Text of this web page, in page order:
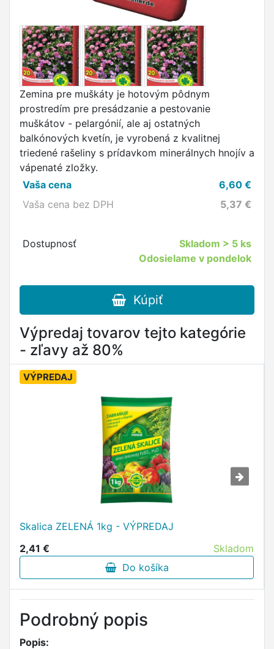
Zemina pre muškáty je hotovým pôdnym
prostredím pre presádzanie a pestovanie
muškátov - pelargónií, ale aj ostatných
balkónových kvetín, je vyrobená z kvalitnej
triedené rašeliny s prídavkom minerálnych hnojív a
vápenaté zložky.
Vaša cena
6,60 €
Vaša cena bez DPH
5,37 €
Dostupnosť Skladom > 5 ks
Odosielame v pondelok
Kúpiť
Výpredaj tovarov tejto kategórie
- zľavy až 80%
VÝPREDAJ
Skalica ZELENÁ 1kg - VÝPREDAJ
2,41 €
Skladom
Do košíka
Podrobný popis
Popis: